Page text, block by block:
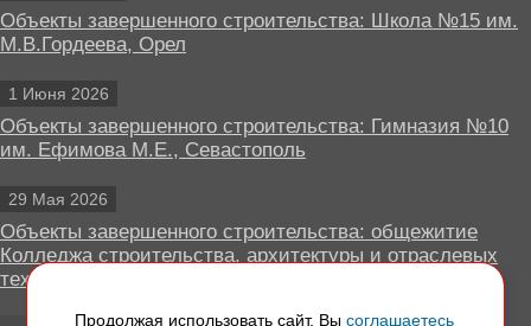
Объекты завершенного строительства: Школа №15 им.
М.В.Гордеева, Орел
1 Июня 2026
Объекты завершенного строительства: Гимназия №10
им. Ефимова М.Е., Севастополь
29 Мая 2026
Объекты завершенного строительства: общежитие
Колледжа строительства, архитектуры и отраслевых
технологий, Липецк
Продолжая использовать сайт, Высоглашаетесь